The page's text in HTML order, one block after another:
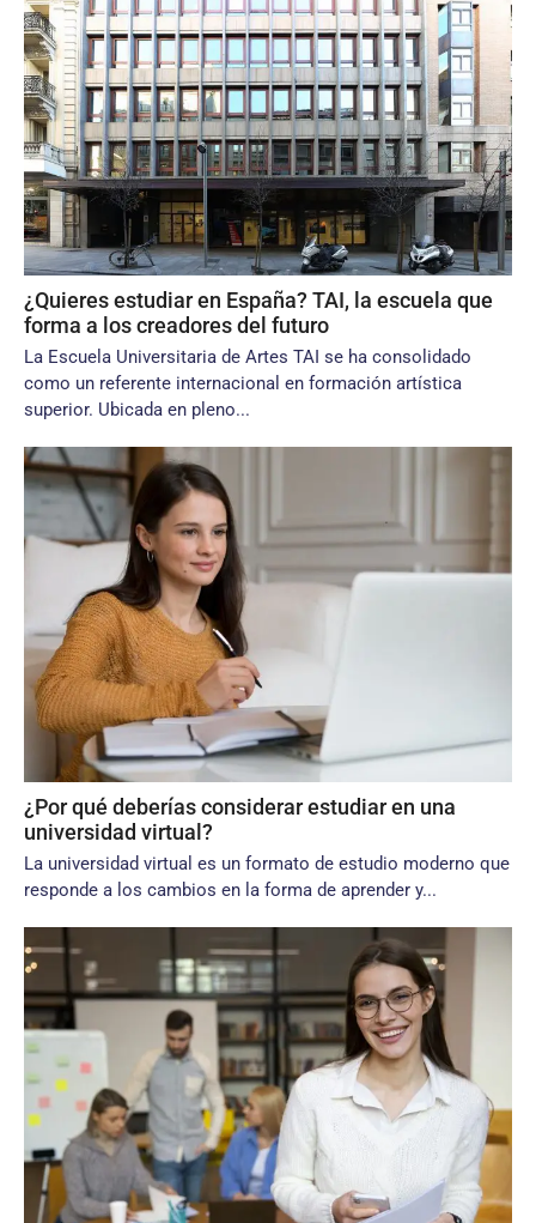
¿Quieres estudiar en España? TAI, la escuela que
forma a los creadores del futuro
La Escuela Universitaria de Artes TAI se ha consolidado
como un referente internacional en formación artística
superior. Ubicada en pleno...
¿Por qué deberías considerar estudiar en una
universidad virtual?
La universidad virtual es un formato de estudio moderno que
responde a los cambios en la forma de aprender y...